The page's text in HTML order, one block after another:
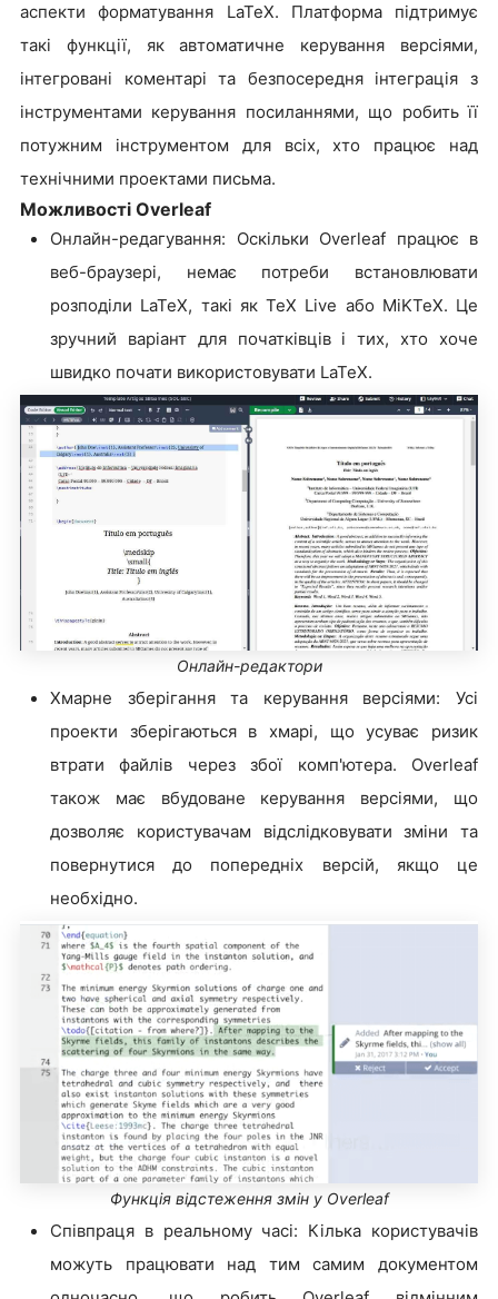
аспекти форматування LaTeX. Платформа підтримує
такі функції, як автоматичне керування версіями,
інтегровані коментарі та безпосередня інтеграція з
інструментами керування посиланнями, що робить її
потужним інструментом для всіх, хто працює над
технічними проектами письма.
Можливості Overleaf
Онлайн-редагування: Оскільки Overleaf працює в
веб-браузері, немає потреби встановлювати
розподіли LaTeX, такі як TeX Live або MiKTeX. Це
зручний варіант для початківців і тих, хто хоче
швидко почати використовувати LaTeX.
Онлайн-редактори
Хмарне зберігання та керування версіями: Усі
проекти зберігаються в хмарі, що усуває ризик
втрати файлів через збої комп'ютера. Overleaf
також має вбудоване керування версіями, що
дозволяє користувачам відслідковувати зміни та
повернутися до попередніх версій, якщо це
необхідно.
Функція відстеження змін у Overleaf
Співпраця в реальному часі: Кілька користувачів
можуть працювати над тим самим документом